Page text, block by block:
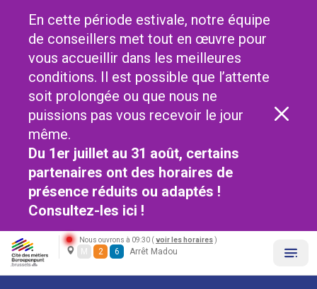
En cette période estivale, notre équipe
de conseillers met tout en œuvre pour
vous accueillir dans les meilleures
conditions. Il est possible que l’attente
soit prolongée ou que nous ne
puissions pas vous recevoir le jour
même.
Du 1er juillet au 31 août, certains
partenaires ont des horaires de
présence réduits ou adaptés !
Consultez-les ici !
Nous ouvrons à 09:30 ( voir les horaires )
M 2 6 Arrêt Madou